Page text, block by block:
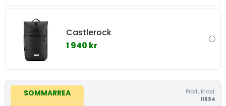
Castlerock
1 940 kr
SOMMARREA
Produktkod:
11694